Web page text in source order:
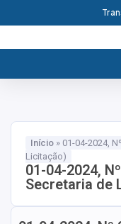
Início » 01-04-2024,
Licitação)
01-04-2024,
Secretaria de